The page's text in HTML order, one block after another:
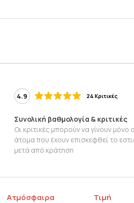
4.9 24 Κριτικές
Συνολική βαθμολογία & κριτικές
Οι κριτικές μπορούν να γίνουν μόνο
άτομα που έχουν επισκεφθεί το
μετά από κράτηση
Ατμόσφαιρα Τιμή